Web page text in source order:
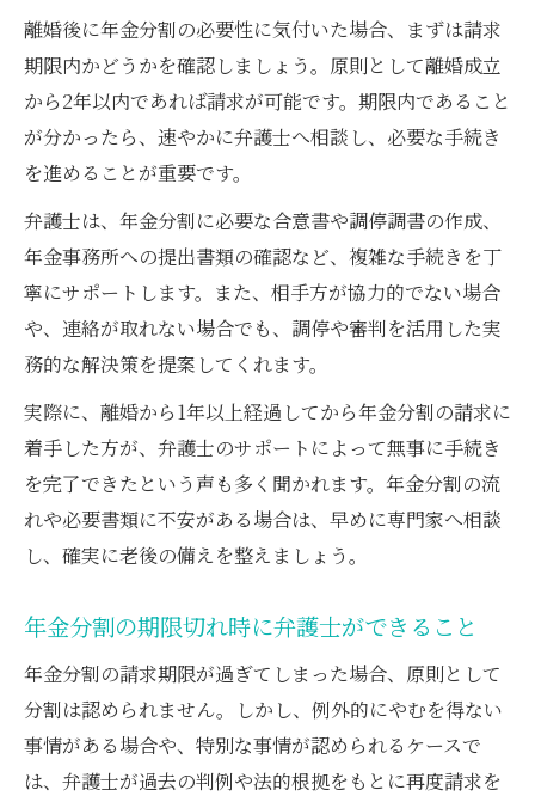
離婚後に年金分割の必要性に気付いた場合、まずは請求
期限内かどうかを確認しましょう。原則として離婚成立
から2年以内であれば請求が可能です。期限内であること
が分かったら、速やかに弁護士へ相談し、必要な手続き
を進めることが重要です。
弁護士は、年金分割に必要な合意書や調停調書の作成、
年金事務所への提出書類の確認など、複雑な手続きを丁
寧にサポートします。また、相手方が協力的でない場合
や、連絡が取れない場合でも、調停や審判を活用した実
務的な解決策を提案してくれます。
実際に、離婚から1年以上経過してから年金分割の請求に
着手した方が、弁護士のサポートによって無事に手続き
を完了できたという声も多く聞かれます。年金分割の流
れや必要書類に不安がある場合は、早めに専門家へ相談
し、確実に老後の備えを整えましょう。
年金分割の期限切れ時に弁護士ができること
年金分割の請求期限が過ぎてしまった場合、原則として
分割は認められません。しかし、例外的にやむを得ない
事情がある場合や、特別な事情が認められるケースで
は、弁護士が過去の判例や法的根拠をもとに再度請求を